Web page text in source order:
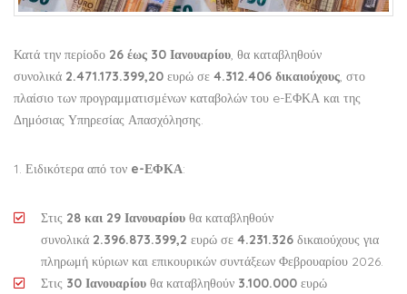
Κατά την περίοδο 26 έως 30 Ιανουαρίου, θα καταβληθούν
συνολικά 2.471.173.399,20 ευρώ σε 4.312.406 δικαιούχους, στο
πλαίσιο των προγραμματισμένων καταβολών του e-ΕΦΚΑ και της
Δημόσιας Υπηρεσίας Απασχόλησης.
1. Ειδικότερα από τον e-ΕΦΚΑ:
Στις 28 και 29 Ιανουαρίου θα καταβληθούν
συνολικά 2.396.873.399,2 ευρώ σε 4.231.326 δικαιούχους για
πληρωμή κύριων και επικουρικών συντάξεων Φεβρουαρίου 2026.
Στις 30 Ιανουαρίου θα καταβληθούν 3.100.000 ευρώ